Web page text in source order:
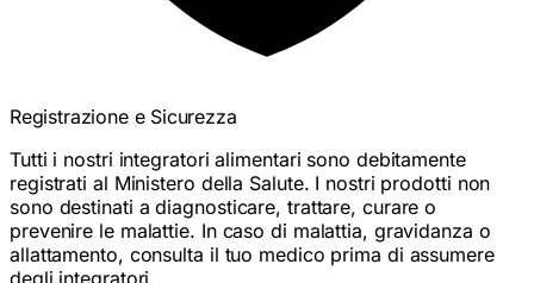
Registrazione e Sicurezza
Tutti i nostri integratori alimentari sono debitamente
registrati al Ministero della Salute. I nostri prodotti non
sono destinati a diagnosticare, trattare, curare o
prevenire le malattie. In caso di malattia, gravidanza o
allattamento, consulta il tuo medico prima di assumere
degli integratori.